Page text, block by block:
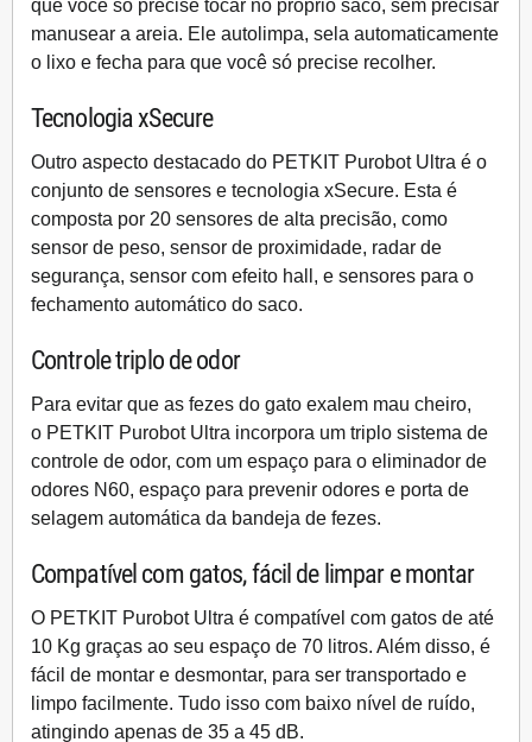
que você só precise tocar no próprio saco, sem precisar
manusear a areia. Ele autolimpa, sela automaticamente
o lixo e fecha para que você só precise recolher.
Tecnologia xSecure
Outro aspecto destacado do PETKIT Purobot Ultra é o
conjunto de sensores e tecnologia xSecure. Esta é
composta por 20 sensores de alta precisão, como
sensor de peso, sensor de proximidade, radar de
segurança, sensor com efeito hall, e sensores para o
fechamento automático do saco.
Controle triplo de odor
Para evitar que as fezes do gato exalem mau cheiro,
o PETKIT Purobot Ultra incorpora um triplo sistema de
controle de odor, com um espaço para o eliminador de
odores N60, espaço para prevenir odores e porta de
selagem automática da bandeja de fezes.
Compatível com gatos, fácil de limpar e montar
O PETKIT Purobot Ultra é compatível com gatos de até
10 Kg graças ao seu espaço de 70 litros. Além disso, é
fácil de montar e desmontar, para ser transportado e
limpo facilmente. Tudo isso com baixo nível de ruído,
atingindo apenas de 35 a 45 dB.